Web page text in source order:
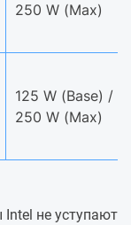
250 W (Max)
125 W (Base) /
250 W (Max)
не уступают